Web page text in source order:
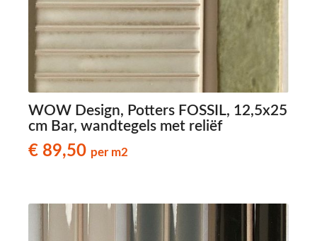
WOW Design, Potters FOSSIL, 12,5x25
cm Bar, wandtegels met reliëf
€ 89,50 per m2